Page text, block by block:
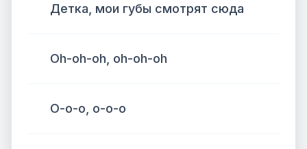
Детка, мои губы смотрят сюда
Oh-oh-oh, oh-oh-oh
О-о-о, о-о-о